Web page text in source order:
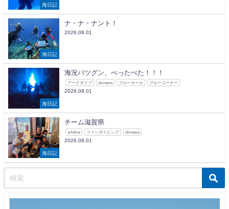
海日記
海日記
ナ・ナ・ナント！
2026.08.01
海日記
海況バツグン、べったべた！！！
アークダイブ okinawa ブルーホール ブルーコーナー
2026.08.01
海日記
チーム滋賀県
arkdive ファンダイビング okinawa
2026.08.01